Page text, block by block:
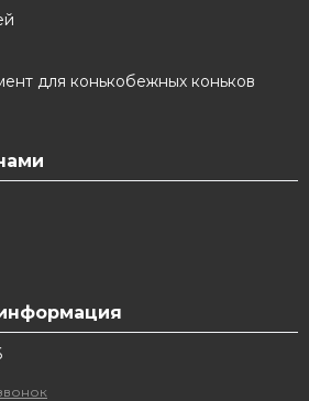
для конькобежных коньков